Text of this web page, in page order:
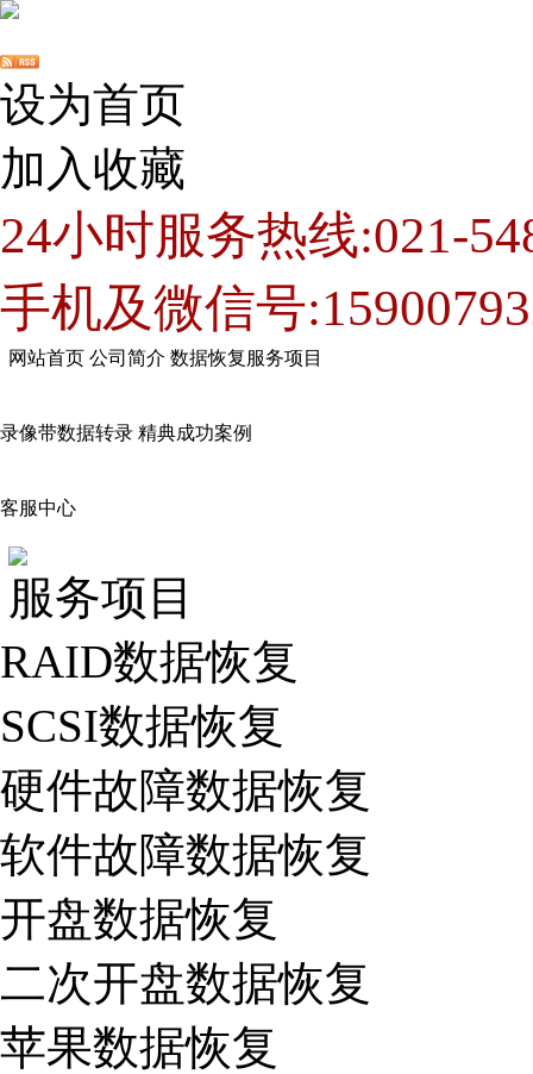
设为首页
加入收藏
24小时服务热线:021-
手机及微信号
网站首页 公司简介 数据恢复服务项目
录像带数据转录 精典成功案例
客服中心
服务项目
RAID数据恢复
SCSI数据恢复
硬件故障数据恢复
软件故障数据恢复
开盘数据恢复
二次开盘数据恢复
苹果数据恢复